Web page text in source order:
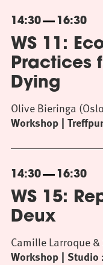
14:30 16:30
WS 11:
Practices
Dying
Workshop
Olive Bieringa
14:30 16:30
WS 15:
Deux
Workshop Studio
Camille Larroque